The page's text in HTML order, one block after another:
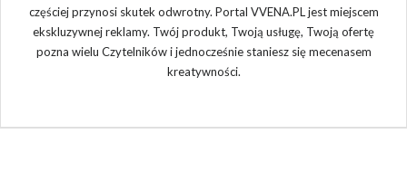
częściej przynosi skutek odwrotny. Portal VVENA.PL jest miejscem
ekskluzywnej reklamy. Twój produkt, Twoją usługę, Twoją ofertę
pozna wielu Czytelników i jednocześnie staniesz się mecenasem
kreatywności.